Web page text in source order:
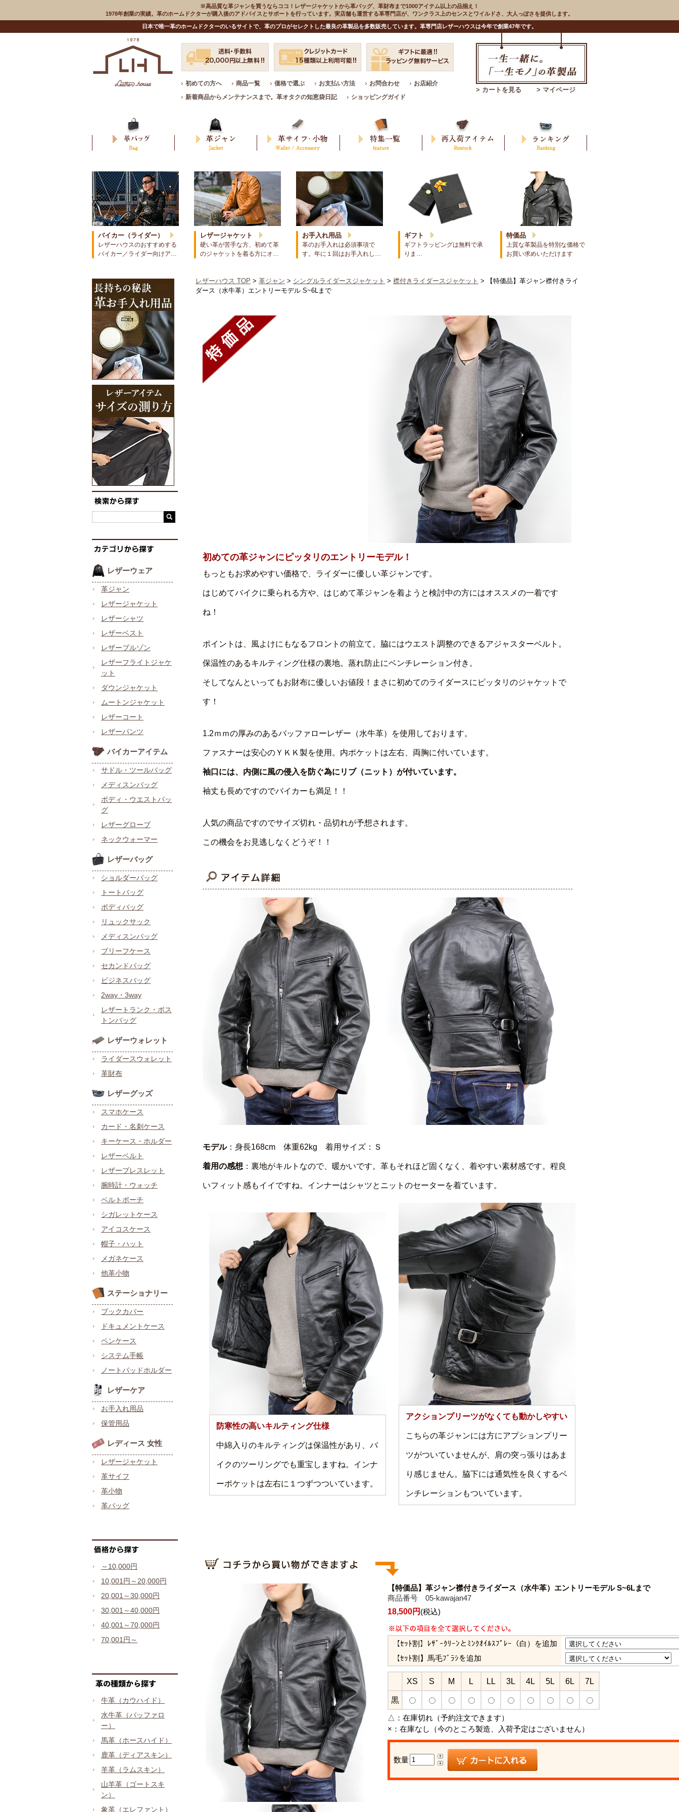
※高品質な革ジャンを買うならココ！レザージャケットから革バッグ、革財布まで1000アイテム以上の品揃え！
1978年創業の実績。革のホームドクターが購入後のアドバイスとサポートを行っています。実店舗も運営する革専門店が、ワンクラス上のセンスとワイルドさ、大人っぽさを提供します。
日本で唯一革のホームドクターのいるサイトで、革のプロがセレクトした最良の革製品を多数販売しています。革専門店レザーハウスは今年で創業47年です。
初めての方へ 商品一覧 価格で選ぶ お支払い方法 お問合わせ
お店紹介
新着商品からメンテナンスまで。革オタクの知恵袋日記
ショッピングガイド
> カートを見る > マイページ
バイカー（ライダー）
レザーハウスのおすすめする
バイカー／ライダー向けア…
レザージャケット
硬い革が苦手な方、初めて革
のジャケットを着る方にオ…
お手入れ用品
革のお手入れは必須事項で
す。年に１回はお手入れし…
ギフト
ギフトラッピングは無料で承
りま…
特価品
上質な革製品を特別な価格で
お買い求めいただけます
レザーウェア
革ジャン
レザージャケット
レザーシャツ
レザーベスト
レザーブルゾン
レザーフライトジャケ
ット
ダウンジャケット
ムートンジャケット
レザーコート
レザーパンツ
バイカーアイテム
サドル・ツールバッグ
メディスンバッグ
ボディ・ウエストバッ
グ
レザーグローブ
ネックウォーマー
レザーバッグ
ショルダーバッグ
トートバッグ
ボディバッグ
リュックサック
メディスンバッグ
ブリーフケース
セカンドバッグ
ビジネスバッグ
2way・3way
レザートランク・ボス
トンバッグ
レザーウォレット
ライダースウォレット
革財布
レザーグッズ
スマホケース
カード・名刺ケース
キーケース・ホルダー
レザーベルト
レザーブレスレット
腕時計・ウォッチ
ベルトポーチ
シガレットケース
アイコスケース
帽子・ハット
メガネケース
他革小物
ステーショナリー
ブックカバー
ドキュメントケース
ペンケース
システム手帳
ノートパッドホルダー
レザーケア
お手入れ用品
保管用品
レディース 女性
レザージャケット
革サイフ
革小物
革バッグ
～10,000円
10,001円～20,000円
20,001～30,000円
30,001～40,000円
40,001～70,000円
70,001円～
牛革（カウハイド）
水牛革（バッファロ
ー）
馬革（ホースハイド）
鹿革（ディアスキン）
羊革（ラムスキン）
山羊革（ゴートスキ
ン）
象革（エレファント）
レザーハウス TOP > 革ジャン > シングルライダースジャケット > 襟付きライダースジャケット > 【特価品】革ジャン襟付きライ
ダース（水牛革）エントリーモデル S~6Lまで
初めての革ジャンにピッタリのエントリーモデル！
もっともお求めやすい価格で、ライダーに優しい革ジャンです。
はじめてバイクに乗られる方や、はじめて革ジャンを着ようと検討中の方にはオススメの一着です
ね！
ポイントは、風よけにもなるフロントの前立て。脇にはウエスト調整のできるアジャスターベルト。
保温性のあるキルティング仕様の裏地。蒸れ防止にベンチレーション付き。
そしてなんといってもお財布に優しいお値段！まさに初めてのライダースにピッタリのジャケットで
す！
1.2ｍｍの厚みのあるバッファローレザー（水牛革）を使用しております。
ファスナーは安心のＹＫＫ製を使用。内ポケットは左右、両胸に付いています。
袖口には、内側に風の侵入を防ぐ為にリブ（ニット）が付いています。
袖丈も長めですのでバイカーも満足！！
人気の商品ですのでサイズ切れ・品切れが予想されます。
この機会をお見逃しなくどうぞ！！
モデル：身長168cm 体重62kg 着用サイズ：Ｓ
着用の感想 ：裏地がキルトなので、暖かいです。革もそれほど固くなく、着やすい素材感です。程良
いフィット感もイイですね。インナーはシャツとニットのセーターを着ています。
防寒性の高いキルティング仕様
中綿入りのキルティングは保温性があり、バ
イクのツーリングでも重宝しますね。インナ
ーポケットは左右に１つずつついています。
アクションプリーツがなくても動かしやすい
こちらの革ジャンには方にアプションプリー
ツがついていませんが、肩の突っ張りはあま
り感じません。脇下には通気性を良くするベ
ンチレーションもついています。
【特価品】革ジャン襟付きライダース（水牛革）エントリーモデル S~6Lまで
商品番号 05-kawajan47
18,500円 (税込)
【ｾｯﾄ割】ﾚｻﾞｰｸﾘｰﾝとﾐﾝｸｵｲﾙｽﾌﾟﾚｰ（白）を追加
【ｾｯﾄ割】馬毛ﾌﾞﾗｼを追加
XS S M L LL 3L 4L 5L 6L 7L
黒
△： 在庫切れ（予約注文できます）
×： 在庫なし（今のところ製造、入荷予定はございません）
数量